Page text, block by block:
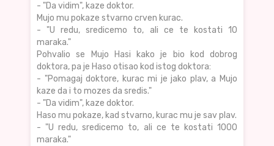
- "Da vidim", kaze doktor.
Mujo mu pokaze stvarno crven kurac.
- "U redu, sredicemo to, ali ce te kostati 10
maraka."
Pohvalio se Mujo Hasi kako je bio kod dobrog
doktora, pa je Haso otisao kod istog doktora:
- "Pomagaj doktore, kurac mi je jako plav, a Mujo
kaze da i to mozes da sredis."
- "Da vidim", kaze doktor.
Haso mu pokaze, kad stvarno, kurac mu je sav plav.
- "U redu, sredicemo to, ali ce te kostati 1000
maraka."